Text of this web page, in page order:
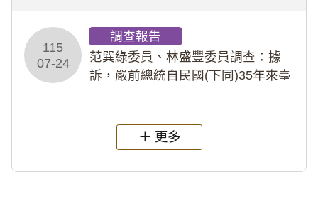
術倫理等情案調查報告。(115教調
31)
115
07-24
調查報告
范巽綠委員、林盛豐委員調查：據
訴，嚴前總統自民國(下同)35年來臺
過世後，總統府於89年間函請其家屬
繼續留住
更多